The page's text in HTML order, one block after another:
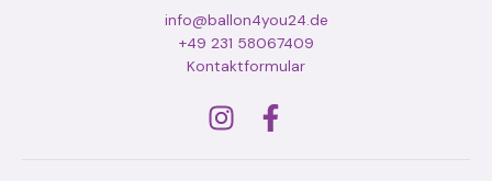
info@ballon4you24.de
+49 231 58067409
Kontaktformular